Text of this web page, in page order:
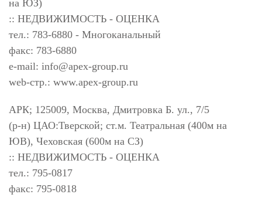
на ЮЗ)
:: НЕДВИЖИМОСТЬ - ОЦЕНКА
тел.: 783-6880 - Многоканальный
факс: 783-6880
e-mail: info@apex-group.ru
web-стр.: www.apex-group.ru
АРК; 125009, Москва, Дмитровка Б. ул., 7/5
(р-н) ЦАО:Тверской; ст.м. Театральная (400м на
ЮВ), Чеховская (600м на СЗ)
:: НЕДВИЖИМОСТЬ - ОЦЕНКА
тел.: 795-0817
факс: 795-0818